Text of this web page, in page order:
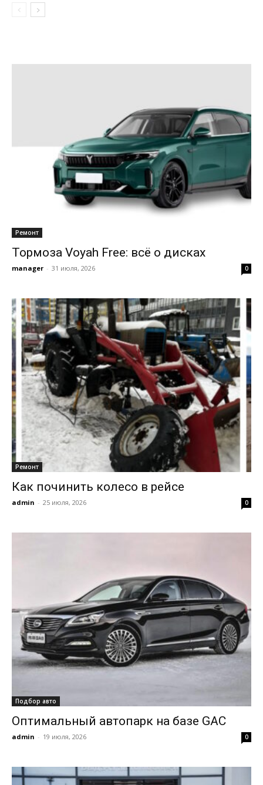
Ремонт
Тормоза Voyah Free: всё о дисках
manager - 31 июля, 2026 0
Ремонт
Как починить колесо в рейсе
admin - 25 июля, 2026 0
Подбор авто
Оптимальный автопарк на базе GAC
admin - 19 июля, 2026 0